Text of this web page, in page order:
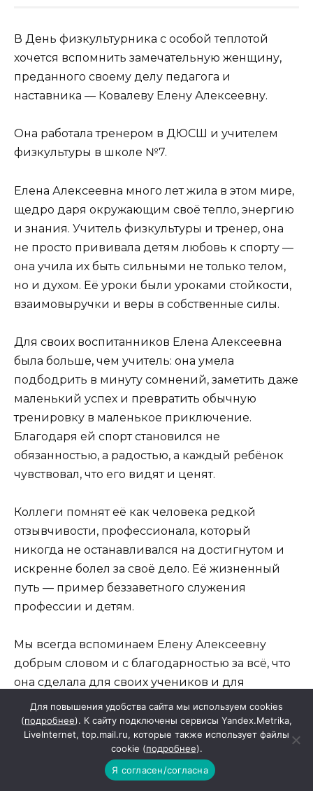
В День физкультурника с особой теплотой
хочется вспомнить замечательную женщину,
преданного своему делу педагога и
наставника — Ковалеву Елену Алексеевну.
Она работала тренером в ДЮСШ и учителем
физкультуры в школе №7.
Елена Алексеевна много лет жила в этом мире,
щедро даря окружающим своё тепло, энергию
и знания. Учитель физкультуры и тренер, она
не просто прививала детям любовь к спорту —
она учила их быть сильными не только телом,
но и духом. Её уроки были уроками стойкости,
взаимовыручки и веры в собственные силы.
Для своих воспитанников Елена Алексеевна
была больше, чем учитель: она умела
подбодрить в минуту сомнений, заметить даже
маленький успех и превратить обычную
тренировку в маленькое приключение.
Благодаря ей спорт становился не
обязанностью, а радостью, а каждый ребёнок
чувствовал, что его видят и ценят.
Коллеги помнят её как человека редкой
отзывчивости, профессионала, который
никогда не останавливался на достигнутом и
искренне болел за своё дело. Её жизненный
путь — пример беззаветного служения
профессии и детям.
Мы всегда вспоминаем Елену Алексеевну
добрым словом и с благодарностью за всё, что
она сделала для своих учеников и для
развития физической культуры.
Доброту и любовь Вы оставили живым, сколько
б лет ни прошло. Любим, помним… Светлая
память… Коллеги и воспитанники. Фото
Для повышения удобства сайта мы используем cookies
(подробнее). К сайту подключены сервисы Yandex.Metrika,
LiveInternet, top.mail.ru, которые также использует файлы
cookie (подробнее).
Я согласен/согласна